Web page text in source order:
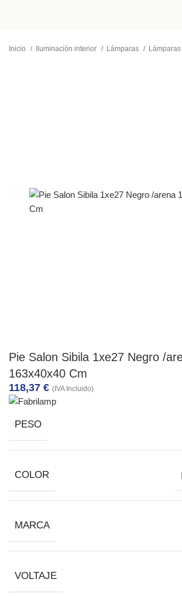
Inicio Iluminación interior Lámparas
Pie Salon Sibila 1xe27 Negro /
163x40x40 Cm
118,37 € (IVA Incluido)
PESO
COLOR
MARCA
VOLTAJE